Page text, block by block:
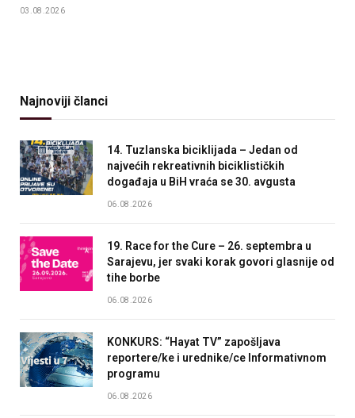
03.08.2026
Najnoviji članci
14. Tuzlanska biciklijada – Jedan od
najvećih rekreativnih biciklističkih
događaja u BiH vraća se 30. avgusta
06.08.2026
19. Race for the Cure – 26. septembra u
Sarajevu, jer svaki korak govori glasnije od
tihe borbe
06.08.2026
KONKURS: “Hayat TV” zapošljava
reportere/ke i urednike/ce Informativnom
programu
06.08.2026